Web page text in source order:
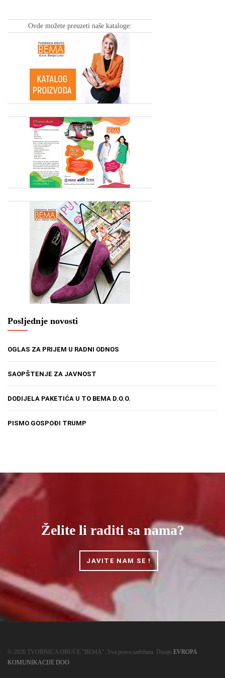
Ovde možete preuzeti naše kataloge:
Posljednje novosti
OGLAS ZA PRIJEM U RADNI ODNOS
SAOPŠTENJE ZA JAVNOST
DODIJELA PAKETIĆA U TO BEMA D.O.O.
PISMO GOSPOĐI TRUMP
Želite li raditi sa nama?
JAVITE NAM SE !
© 2026 TVORNICA OBUĆE "BEMA". Sva prava zadržana. Dizajn EVROPA
KOMUNIKACIJE DOO.